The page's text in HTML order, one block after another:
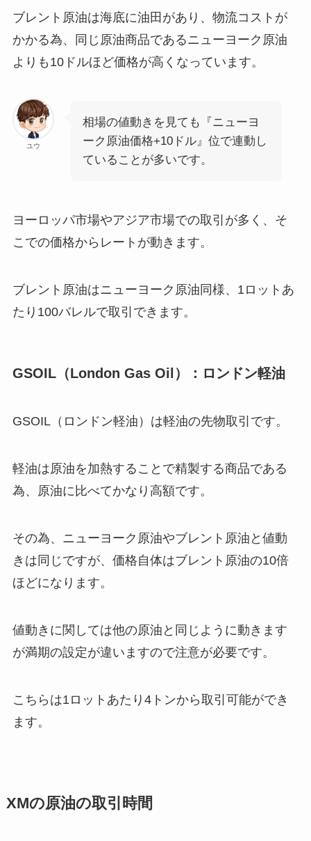
ブレント原油は海底に油田があり、物流コストが
かかる為、同じ原油商品であるニューヨーク原油
よりも10ドルほど価格が高くなっています。
ユウ
相場の値動きを見ても『ニューヨ
ーク原油価格+10ドル』位で連動し
ていることが多いです。
ヨーロッパ市場やアジア市場での取引が多く、そ
こでの価格からレートが動きます。
ブレント原油はニューヨーク原油同様、1ロットあ
たり100バレルで取引できます。
GSOIL（London Gas Oil）：ロンドン軽油
GSOIL（ロンドン軽油）は軽油の先物取引です。
軽油は原油を加熱することで精製する商品である
為、原油に比べてかなり高額です。
その為、ニューヨーク原油やブレント原油と値動
きは同じですが、価格自体はブレント原油の10倍
ほどになります。
値動きに関しては他の原油と同じように動きます
が満期の設定が違いますので注意が必要です。
こちらは1ロットあたり4トンから取引可能ができ
ます。
XMの原油の取引時間